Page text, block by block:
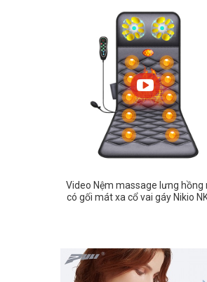
Video Nệm massage lưng hồng
có gối mát xa cổ vai gáy Nikio